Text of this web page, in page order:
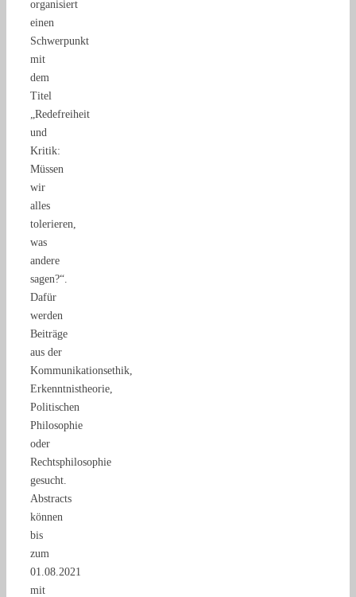
organisiert
einen
Schwerpunkt
mit
dem
Titel
„Redefreiheit
und
Kritik:
Müssen
wir
alles
tolerieren,
was
andere
sagen?“.
Dafür
werden
Beiträge
aus der
Kommunikationsethik,
Erkenntnistheorie,
Politischen
Philosophie
oder
Rechtsphilosophie
gesucht.
Abstracts
können
bis
zum
01.08.2021
mit